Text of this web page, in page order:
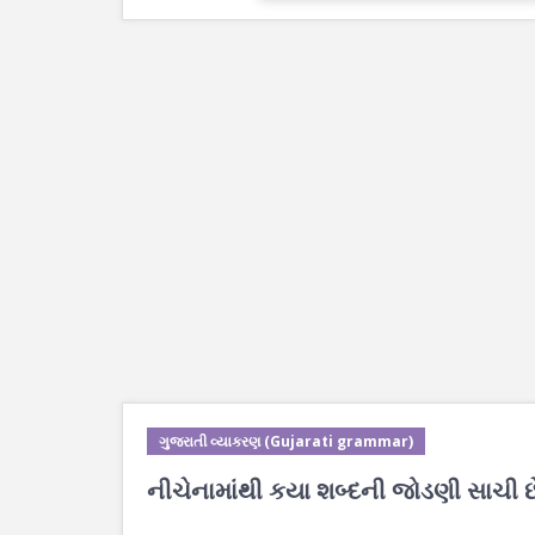
ગુજરાતી વ્યાકરણ (Gujarati grammar)
નીચેનામાંથી કયા શબ્દની જોડણી સાચી